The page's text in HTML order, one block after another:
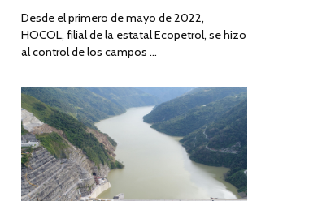
Desde el primero de mayo de 2022,
HOCOL, filial de la estatal Ecopetrol, se hizo
al control de los campos …